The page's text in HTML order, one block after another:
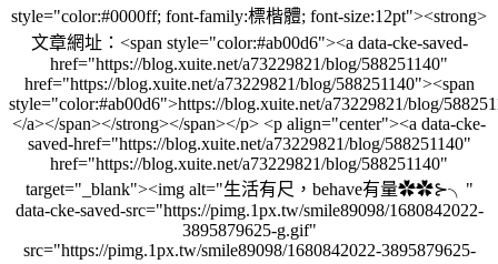
style="color:#0000ff; font-family:標楷體; font-size:12pt"><strong>
文章網址：<span style="color:#ab00d6"><a data-cke-saved-
href="https://blog.xuite.net/a73229821/blog/588251140"
href="https://blog.xuite.net/a73229821/blog/588251140"><span
style="color:#ab00d6">https://blog.xuite.net/a73229821/blog/
</a></span></strong></span></p> <p align="center"><a data-cke-
saved-href="https://blog.xuite.net/a73229821/blog/588251140"
href="https://blog.xuite.net/a73229821/blog/588251140"
target="_blank"><img alt="生活有尺，behave有量✿✿⊱╮"
data-cke-saved-src="https://pimg.1px.tw/smile89098/1680842022-
3895879625-g.gif"
src="https://pimg.1px.tw/smile89098/1680842022-3895879625-